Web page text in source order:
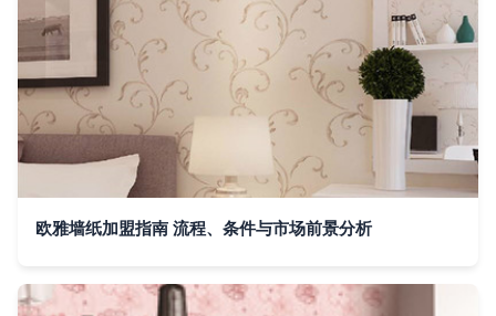
欧雅墙纸加盟指南 流程、条件与市场前景分析